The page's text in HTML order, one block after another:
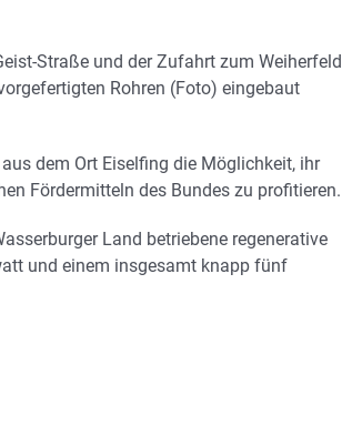
Straße und der Zufahrt zum Weiherfeld
Rohren (Foto) eingebaut
dem Ort Eiselfing die Möglichkeit, ihr
Fördermitteln des Bundes zu profitieren.
Land betriebene regenerative
und einem insgesamt knapp fünf